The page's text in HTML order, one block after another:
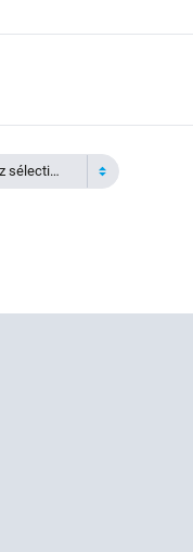
Veuillez sélectionner